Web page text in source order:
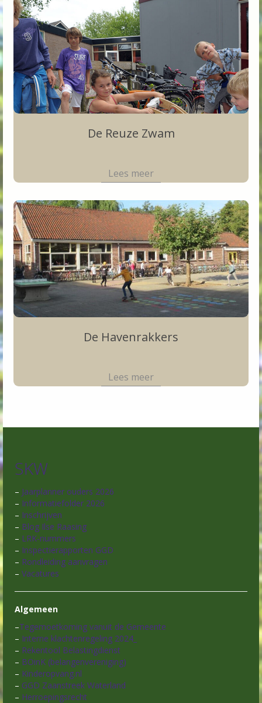
De Reuze Zwam
De Havenrakkers
SKW
– Jaarplanner ouders 2026
– Informatiefolder 2026
– Inschrijven
– Blog Ilse Raasing
– LRK-nummers
– Inspectierapporten GGD
– Rondleiding aanvragen
– Vacatures
Algemeen
–Tegemoetkoming vanuit de Gemeente
– Interne klachtenregeling 2024_
– Rekentool Belastingdienst
– BOinK (belangenvereniging)
– Kinderopvang.nl
– GGD Zaanstreek Waterland
– Herroepingsrecht